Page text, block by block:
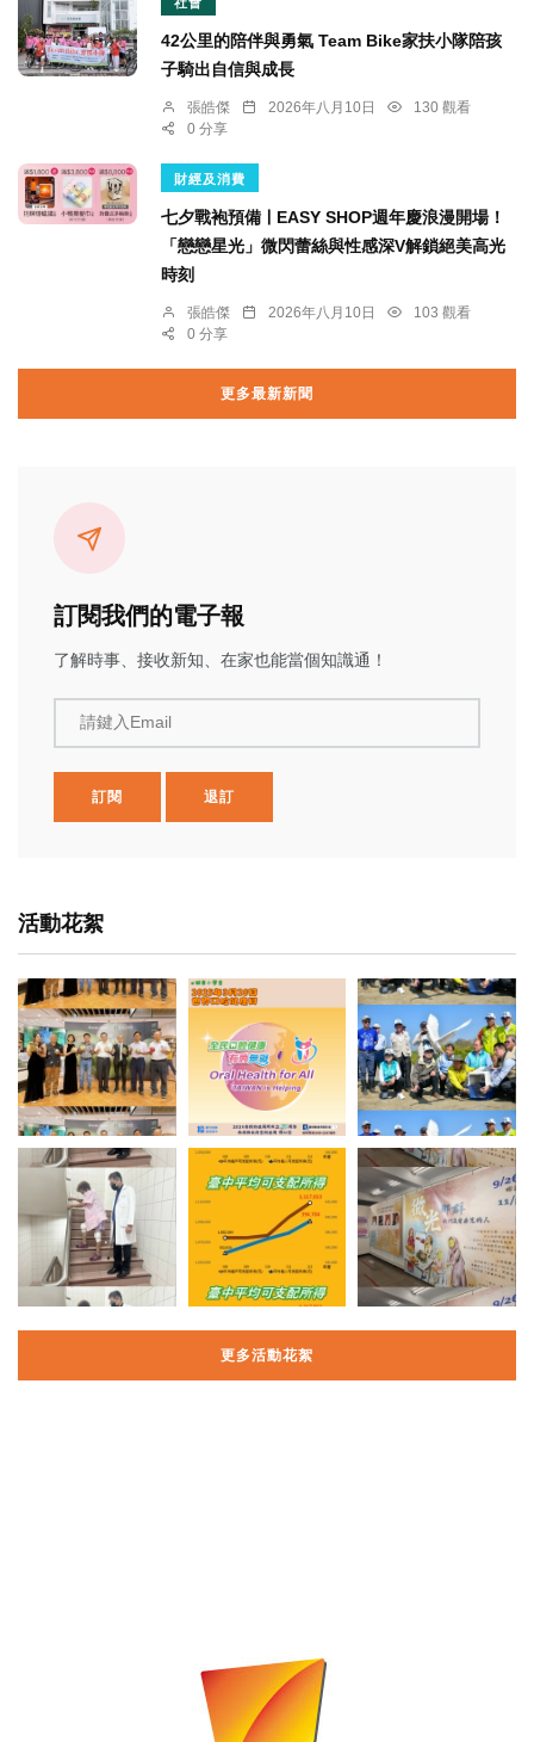
42公里的陪伴與勇氣 Team Bike家扶小隊陪孩
子騎出自信與成長
張皓傑 2026年八月10日
130 觀看
0 分享
財經及消費
七夕戰袍預備ￜEASY SHOP週年慶浪漫開場！
「戀戀星光」微閃蕾絲與性感深V解鎖絕美高光
時刻
張皓傑 2026年八月10日
103 觀看
0 分享
更多最新新聞
訂閱我們的電子報
了解時事、接收新知、在家也能當個知識通！
請鍵入Email
訂閱 退訂
活動花絮
更多活動花絮